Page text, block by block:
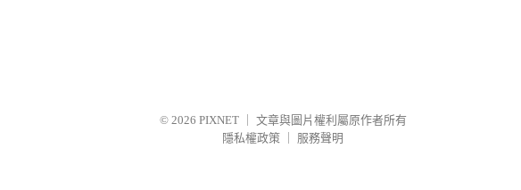
© 2026 PIXNET
文章與圖片權利屬原作者所有
隱私權政策
服務聲明